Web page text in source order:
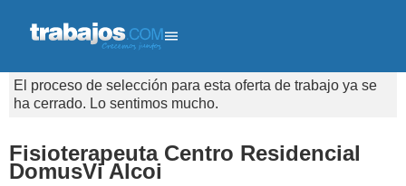
El proceso de selección para esta oferta de trabajo ya se
ha cerrado. Lo sentimos mucho.
Fisioterapeuta Centro Residencial
DomusVi Alcoi